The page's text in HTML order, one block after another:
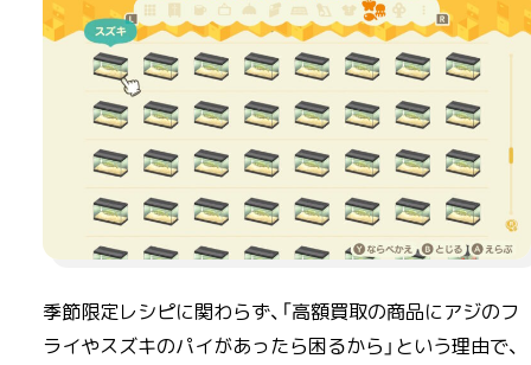
季節限定レシピに関わらず、「高額買取の商品にアジのフ
ライやスズキのパイがあったら困るから」という理由で、